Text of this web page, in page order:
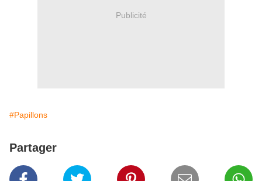
Publicité
#Papillons
Partager